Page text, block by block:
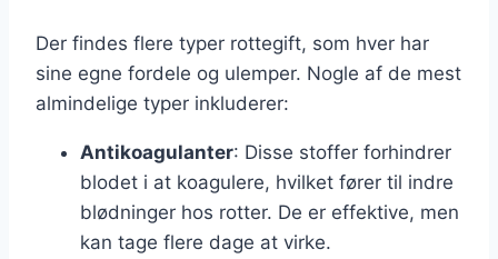
Der findes flere typer rottegift, som hver har
sine egne fordele og ulemper. Nogle af de mest
almindelige typer inkluderer:
Antikoagulanter: Disse stoffer forhindrer
blodet i at koagulere, hvilket fører til indre
blødninger hos rotter. De er effektive, men
kan tage flere dage at virke.